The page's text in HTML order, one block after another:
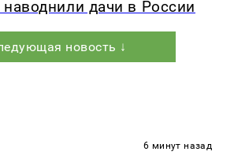
дачи в России
новость ↓
6 минут назад